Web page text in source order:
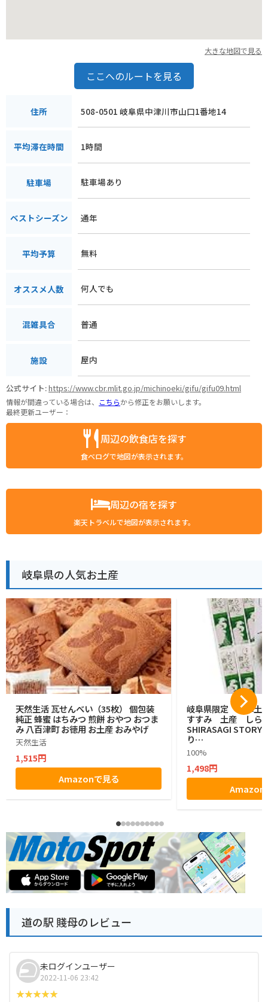
大きな地図で見る
ここへのルートを見る
住所 508-0501 岐阜県中津川市山口1番地14
平均滞在時間 1時間
駐車場 駐車場あり
ベストシーズン 通年
平均予算 無料
オススメ人数 何人でも
混雑具合 普通
施設 屋内
公式サイト:https://www.cbr.mlit.go.jp/michinoeki/gifu/gifu09.html
情報が間違っている場合は、 こちらから修正をお願いします。
最終更新ユーザー：
周辺の飲食店を探す
食べログで地図が表示されます。
周辺の宿を探す
楽天トラベルで地図が表示されます。
岐阜県の人気お土産
天然生活 瓦せんべい（35枚） 個包装
純正 蜂蜜 はちみつ 煎餅 おやつ おつま
み 八百津町 お徳用 お土産 おみやげ
天然生活
1,515円
Amazonで見る
岐阜県限定 岐阜
すすみ 土産 し
SHIRASAGI
り…
100%
1,498円
Amazon
道の駅 賤母のレビュー
未ログインユーザー
2022-11-06 23:42